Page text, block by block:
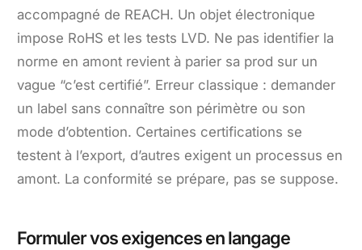
accompagné de REACH. Un objet électronique
impose RoHS et les tests LVD. Ne pas identifier la
norme en amont revient à parier sa prod sur un
vague “c’est certifié”. Erreur classique : demander
un label sans connaître son périmètre ou son
mode d’obtention. Certaines certifications se
testent à l’export, d’autres exigent un processus en
amont. La conformité se prépare, pas se suppose.
Formuler vos exigences en langage